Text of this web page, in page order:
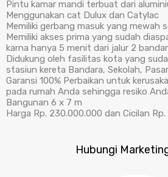
Pintu kamar mandi terbuat dari
Menggunakan cat Dulux dan Catylac
Memiliki gerbang masuk yang mewah
Memiliki akses prima yang sudah
karna hanya 5 menit dari jalur 2
Didukung oleh fasilitas kota yang
stasiun kereta Bandara, Sekolah,
Garansi 100% Perbaikan untuk
pada rumah Anda sehingga resiko
Bangunan 6 x 7 m
Harga Rp. 230.000.000 dan Cicilan
Hubungi